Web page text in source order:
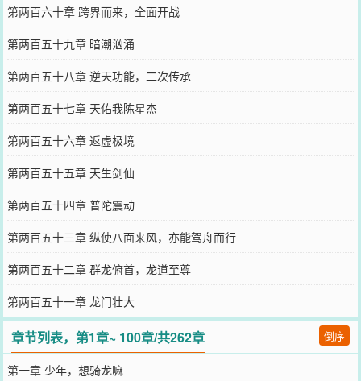
第两百六十章 跨界而来，全面开战
第两百五十九章 暗潮汹涌
第两百五十八章 逆天功能，二次传承
第两百五十七章 天佑我陈星杰
第两百五十六章 返虚极境
第两百五十五章 天生剑仙
第两百五十四章 普陀震动
第两百五十三章 纵使八面来风，亦能驾舟而行
第两百五十二章 群龙俯首，龙道至尊
第两百五十一章 龙门壮大
章节列表，第1章~ 100章/共262章 倒序
第一章 少年，想骑龙嘛